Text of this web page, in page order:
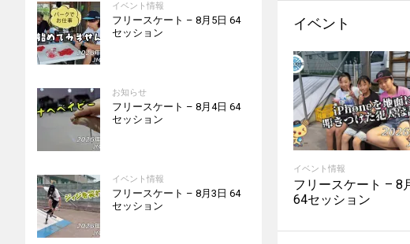
イベント
イベント情報
フリースケート – 8
64セッション
イベント情報
フリースケート – 8月5日 64
セッション
お知らせ
フリースケート – 8月4日 64
セッション
イベント情報
フリースケート – 8月3日 64
セッション